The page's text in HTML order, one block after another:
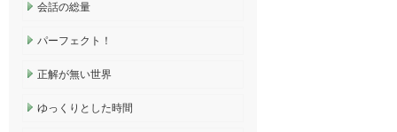
会話の総量
パーフェクト！
正解が無い世界
ゆっくりとした時間